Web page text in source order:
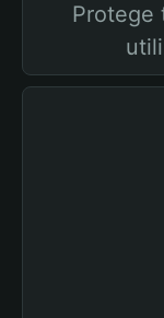
Protege